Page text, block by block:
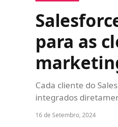
para as
Cada cliente do
integrados
16 de Setembro, 2024